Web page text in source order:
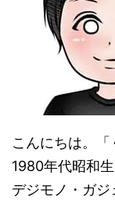
こんにちは。「
1980年代昭和
デジモノ・ガ